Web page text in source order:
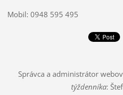
Mobil: 0948 595 495
Správca a administrátor
týždenníka: